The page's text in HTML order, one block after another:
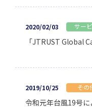
2020/02/03 サー
「JTRUST Global
2019/10/25 その
令和元年台風19号